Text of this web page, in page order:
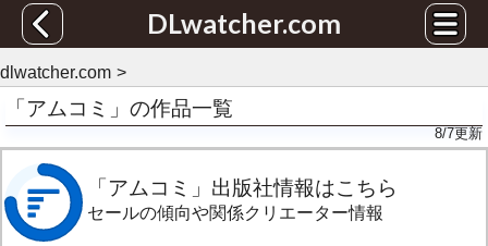
DLwatcher.com
dlwatcher.com
「アムコミ」の作品一覧
8/7更新
「アムコミ」出版社情報はこちら
セールの傾向や関係クリエーター情報